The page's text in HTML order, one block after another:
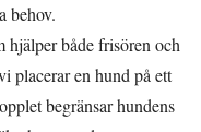
behov.
hjälper både frisören och
placerar en hund på ett
begränsar hundens